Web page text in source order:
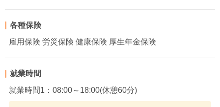
各種保険
雇用保険 労災保険 健康保険 厚生年金保険
就業時間
就業時間1：08:00～18:00(休憩60分)